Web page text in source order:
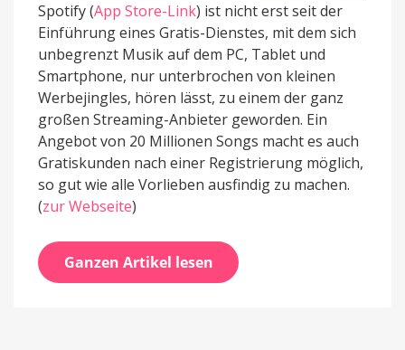
Spotify (App Store-Link) ist nicht erst seit der
Einführung eines Gratis-Dienstes, mit dem sich
unbegrenzt Musik auf dem PC, Tablet und
Smartphone, nur unterbrochen von kleinen
Werbejingles, hören lässt, zu einem der ganz
großen Streaming-Anbieter geworden. Ein
Angebot von 20 Millionen Songs macht es auch
Gratiskunden nach einer Registrierung möglich,
so gut wie alle Vorlieben ausfindig zu machen.
(zur Webseite)
Ganzen Artikel lesen